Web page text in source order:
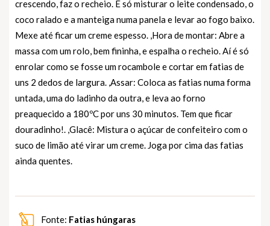
crescendo, faz o recheio. É só misturar o leite condensado, o
coco ralado e a manteiga numa panela e levar ao fogo baixo.
Mexe até ficar um creme espesso. ,Hora de montar: Abre a
massa com um rolo, bem fininha, e espalha o recheio. Aí é só
enrolar como se fosse um rocambole e cortar em fatias de
uns 2 dedos de largura. ,Assar: Coloca as fatias numa forma
untada, uma do ladinho da outra, e leva ao forno
preaquecido a 180ºC por uns 30 minutos. Tem que ficar
douradinho!. ,Glacê: Mistura o açúcar de confeiteiro com o
suco de limão até virar um creme. Joga por cima das fatias
ainda quentes.
Fonte: Fatias húngaras